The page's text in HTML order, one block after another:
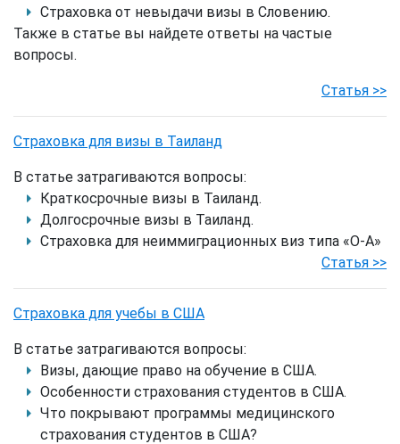
Страховка от невыдачи визы в Словению.
Также в статье вы найдете ответы на частые
вопросы.
Статья >>
Страховка для визы в Таиланд
В статье затрагиваются вопросы:
Краткосрочные визы в Таиланд.
Долгосрочные визы в Таиланд.
Страховка для неиммиграционных виз типа «О-А»
Статья >>
Страховка для учебы в США
В статье затрагиваются вопросы:
Визы, дающие право на обучение в США.
Особенности страхования студентов в США.
Что покрывают программы медицинского
страхования студентов в США?